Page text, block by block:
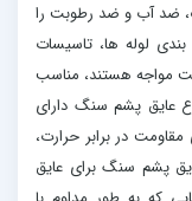
ضد آب و ضد رطوبت را
لوله ها، تاسیسات
مواجه هستند، مناسب
پشم سنگ دارای
در برابر حرارت،
پشم سنگ برای عایق